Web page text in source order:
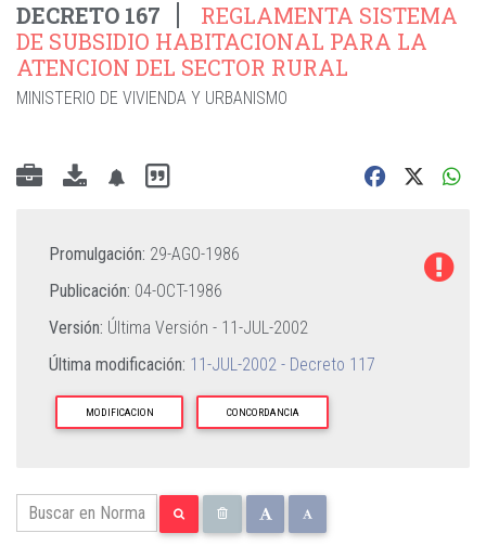
DECRETO 167
REGLAMENTA SISTEMA
DE SUBSIDIO HABITACIONAL PARA LA
ATENCION DEL SECTOR RURAL
MINISTERIO DE VIVIENDA Y URBANISMO
Promulgación: 29-AGO-1986
Publicación: 04-OCT-1986
Versión: Última Versión - 11-JUL-2002
Última modificación: 11-JUL-2002 - Decreto 117
MODIFICACION CONCORDANCIA